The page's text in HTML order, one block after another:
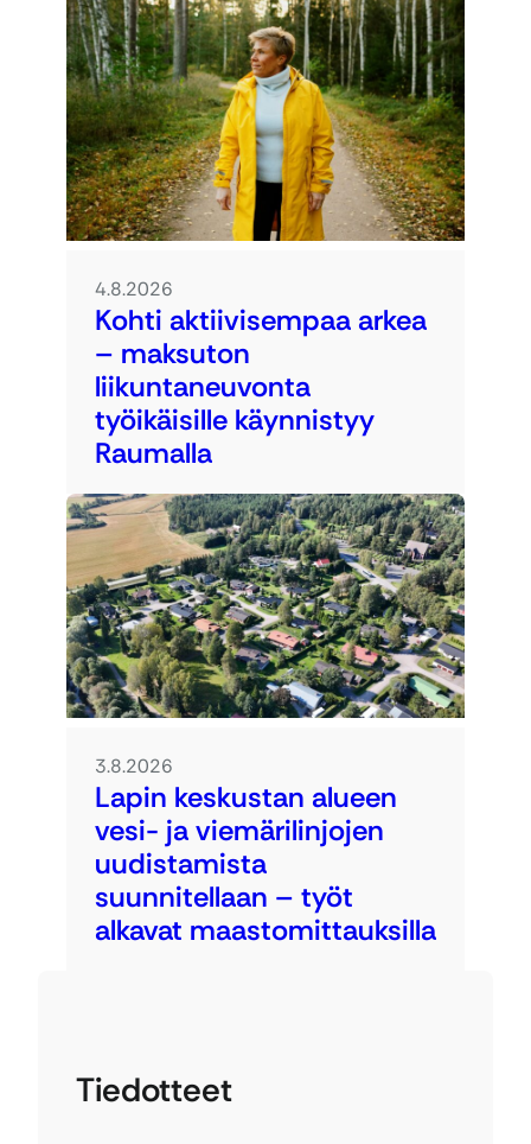
4.8.2026
Kohti aktiivisempaa arkea
– maksuton
liikuntaneuvonta
työikäisille käynnistyy
Raumalla
3.8.2026
Lapin keskustan alueen
vesi- ja viemärilinjojen
uudistamista
suunnitellaan – työt
alkavat maastomittauksilla
Tiedotteet